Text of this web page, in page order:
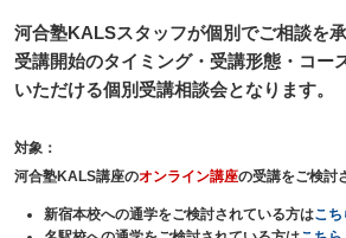
河合塾KALSスタッフが個別でご相談を承
受講開始のタイミング・受講形態・コー
いただける個別受講相談会となります。
対象：
河合塾KALS講座のオンライン講座の受講をご検討
新宿本校への通学をご検討されている方はこち